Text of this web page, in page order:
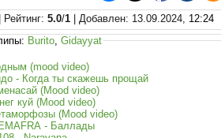
Рейтинг: 5.0/1 Добавлен: 13.09.2024, 12:24
Burito, Gidayyat
(mood video)
- Когда ты скажешь прощай
(Mood video)
куй (Mood video)
(Mood video)
- Баллады